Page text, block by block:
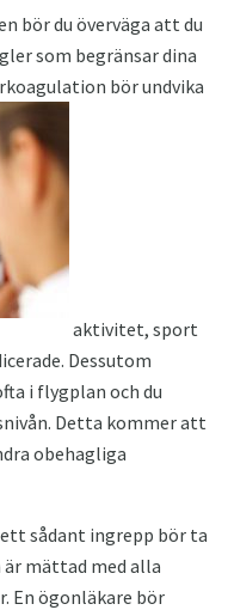
bör du överväga att du
som begränsar dina
bör undvika
aktivitet, sport
Dessutom
i flygplan och du
Detta kommer att
obehagliga
sådant ingrepp bör ta
mättad med alla
En ögonläkare bör